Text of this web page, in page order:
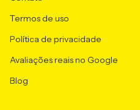
Termos de uso
Política de privacidade
Avaliações reais no Google
Blog